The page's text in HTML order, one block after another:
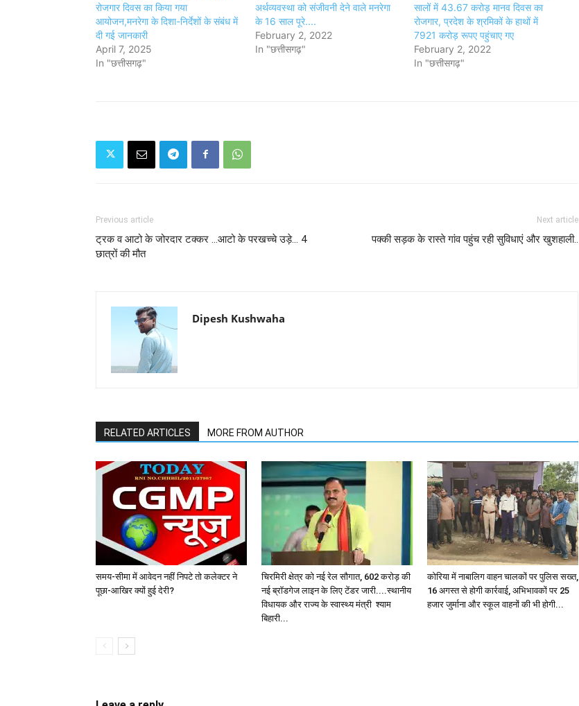
रोजगार दिवस का किया गया
आयोजन,मनरेगा के दिशा-निर्देशों के संबंध में
दी गई जानकारी
April 7, 2025
In "छत्तीसगढ़"
अर्थव्यवस्था को संजीवनी देने वाले मनरेगा
के 16 साल पूरे....
February 2, 2022
In "छत्तीसगढ़"
सालों में 43.67 करोड़ मानव दिवस का
रोजगार, प्रदेश के श्रमिकों के हाथों में
7921 करोड़ रूपए पहुंचाए गए
February 2, 2022
In "छत्तीसगढ़"
Previous article
ट्रक व आटो के जोरदार टक्कर ...आटो के परखच्चे उड़े... 4
छात्रों की मौत
Next article
पक्की सड़क के रास्ते गांव पहुंच रही सुविधाएं और खुशहाली..
Dipesh Kushwaha
RELATED ARTICLES MORE FROM AUTHOR
समय-सीमा में आवेदन नहीं निपटे तो कलेक्टर ने
पूछा-आखिर क्यों हुई देरी?
चिरमिरी क्षेत्र को नई रेल सौगात, 602 करोड़ की
नई ब्रॉडगेज लाइन के लिए टेंडर जारी....स्थानीय
विधायक और राज्य के स्वास्थ्य मंत्री श्याम
बिहारी...
कोरिया में नाबालिग वाहन चालकों पर पुलिस सख्त,
16 अगस्त से होगी कार्रवाई, अभिभावकों पर 25
हजार जुर्माना और स्कूल वाहनों की भी होगी...